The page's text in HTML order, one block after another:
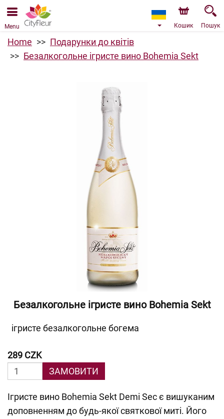
Ми приймаємо замовлення через наш інтернет-
магазин. Найближча можлива дата доставки —
09.08.2026 у зв’язку з відпусткою.
Menu Кошик Пошук
Home
Подарунки до квітів
Безалкогольне ігристе вино Bohemia Sekt
Безалкогольне ігристе вино Bohemia Sekt
ігристе безалкогольне богема
289 CZK
ЗАМОВИТИ
Ігристе вино Bohemia Sekt Demi Sec є вишуканим
доповненням до будь-якої святкової миті. Його